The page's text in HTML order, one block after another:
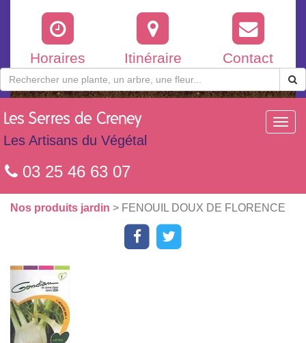
Horaires Itinéraire Contact
Les Serres de Creney
Les Artisans du Végétal
03 25 46 63 07
Nos produits jardin > FENOUIL DOUX DE FLORENCE